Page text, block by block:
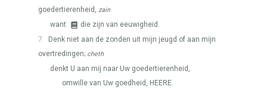
goedertierenheid, zain
want
die zijn van eeuwigheid.
7
Denk niet aan de zonden uit mijn jeugd of aan mijn
overtredingen; cheth
denkt U aan mij naar Uw goedertierenheid,
omwille van Uw goedheid, HEERE.